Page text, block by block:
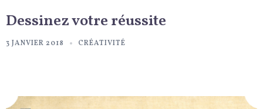
Dessinez votre réussite
3 JANVIER 2018 CRÉATIVITÉ